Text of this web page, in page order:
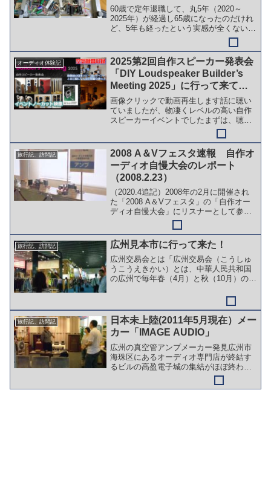
っ只中）＜2021年の記録＞
60歳で定年退職して、丸5年（2020～
2025年）が経過し65歳になったのだけれ
ど、5年も経ったという実感が全くない。
そのため、備忘録を兼ねて本ブログの主
なテーマであるオーディオ以外の生活面
含め思い出したり記録を頼りにまとめて
いく記事であ...
オーディオ体験記
2025第2回自作スピーカー発表会
「DIY Loudspeaker Builder’s
Meeting 2025」に行って来て空
気録音動画公開しました
画像クリックで動画再生します話に聴い
ていましたが、物凄くレベルの高い自作
スピーカーイベントでしたまずは、聴衆
および空気録音をさせていただくという
立場で参加させていただいた内容につい
て、こちらで詳しくご報告しています。
上の画像をクリックすると...
旅行記、訪問記
2008 A＆Vフェスタ速報 自作オ
ーディオ自慢大会のレポート
（2008.2.23）
（2020.4追記）2008年の2月に開催され
た「2008 A＆Vフェスタ」の「自作オー
ディオ自慢大会」にリスナーとして参加
した直後のレポートです。記録としてこ
のページを残しています。自作のジャン
ルは、アンプや真空管アンプに限定して
いないの...
旅行記、訪問記 広州見本市に行って来た！
広州交易会とは「広州交易会（こうしゅ
うこうえきかい）とは、中華人民共和国
の広州で毎年春（4月）と秋（10月）の2
国輸出商品交易会（中国語 中国出口商品
交易会、略称 广交会）。第1回は1957年
春に開催され...
旅行記、訪問記
日本未上陸(2011年5月現在）メー
カー「IMAGE AUDIO」
広州の真空管アンプメーカー発見広州市
海珠区にあるオーディオ専門店が終結す
るビルの高盈電子城の集結がほぼ終わり
かけた時に、飛び込みで取材許可をいた
だいた中古ハイエンド機器専門店の振輝